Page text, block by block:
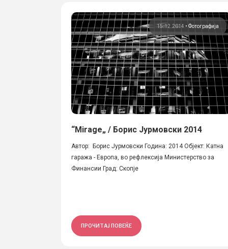
15.12.2014 •Фотографија
“Mirage„ / Борис Јурмовски 2014
Автор: Борис Јурмовски Година: 2014 Објект: Катна
гаража - Европа, во рефлексија Министерство за
Финансии Град: Скопје
ПРОЧИТАЈ ПОВЕЌЕ